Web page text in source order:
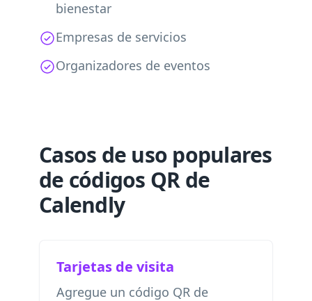
bienestar
Empresas de servicios
Organizadores de eventos
Casos de uso populares
de códigos QR de
Calendly
Tarjetas de visita
Agregue un código QR de